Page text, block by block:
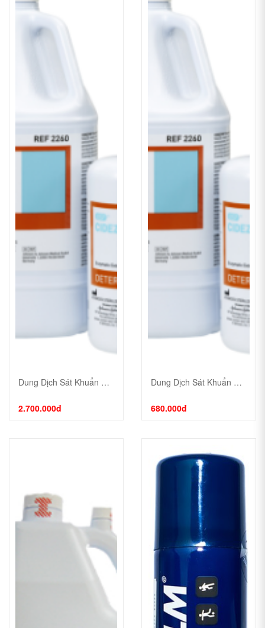
Dung Dịch Sát Khuẩn Dụng Cụ Cidezyme 5 Lít
2.700.000đ
Dung Dịch Sát Khuẩn Dụng Cụ Cidezyme 1 Lít
680.000đ